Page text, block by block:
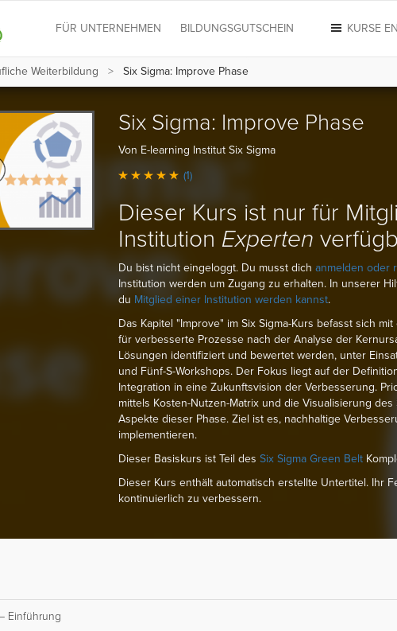
KURSE
FÜR UNTERNEHMEN BILDUNGSGUTSCHEIN
Weiterbildung Six Sigma: Improve Phase
Six Sigma: Improve Phase
Von E-learning Institut Six Sigma
(1)
Dieser Kurs ist nur für
Institution Experten
Du bist nicht eingeloggt. Du musst dich anmelden oder
Institution werden um Zugang zu erhalten. In unserer
du Mitglied einer Institution werden kannst.
Das Kapitel "Improve" im Six Sigma-Kurs befasst sich
für verbesserte Prozesse nach der Analyse der
Lösungen identifiziert und bewertet werden, unter
und Fünf-S-Workshops. Der Fokus liegt auf der
Integration in eine Zukunftsvision der Verbesserung.
mittels Kosten-Nutzen-Matrix und die Visualisierung
Aspekte dieser Phase. Ziel ist es, nachhaltige
implementieren.
Dieser Basiskurs ist Teil des Six Sigma Green Belt
Dieser Kurs enthält automatisch erstellte Untertitel. Ihr
kontinuierlich zu verbessern.
Einführung